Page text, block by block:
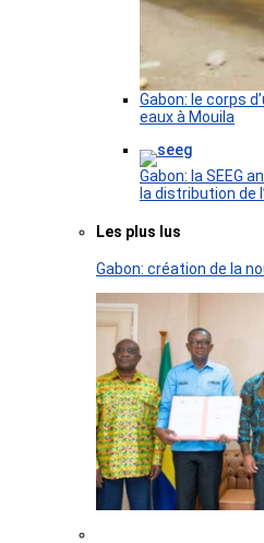
Gabon: le corps
eaux à Mouila
Gabon: la SEEG
la distribution de
Les plus lus
Gabon: création de la